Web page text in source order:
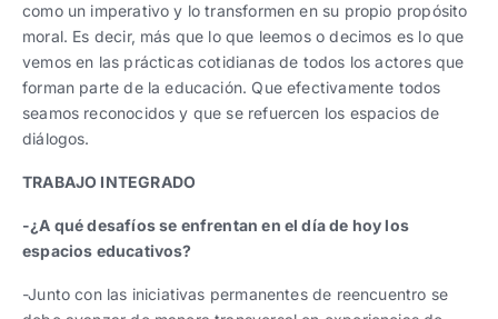
como un imperativo y lo transformen en su propio propósito
moral. Es decir, más que lo que leemos o decimos es lo que
vemos en las prácticas cotidianas de todos los actores que
forman parte de la educación. Que efectivamente todos
seamos reconocidos y que se refuercen los espacios de
diálogos.
TRABAJO INTEGRADO
-¿A qué desafíos se enfrentan en el día de hoy los
espacios educativos?
-Junto con las iniciativas permanentes de reencuentro se